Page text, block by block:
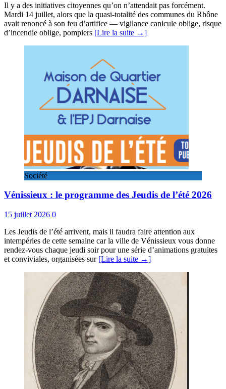
Il y a des initiatives citoyennes qu’on n’attendait pas forcément.
Mardi 14 juillet, alors que la quasi-totalité des communes du Rhône
avait renoncé à son feu d’artifice — vigilance canicule oblige, risque
d’incendie oblige, pompiers [Lire la suite →]
Société
Vénissieux : le programme des Jeudis de l’été 2026
15 juillet 2026 0
Les Jeudis de l’été arrivent, mais il faudra faire attention aux
intempéries de cette semaine car la ville de Vénissieux vous donne
rendez-vous chaque jeudi soir pour une série d’animations gratuites
et conviviales, organisées sur [Lire la suite →]